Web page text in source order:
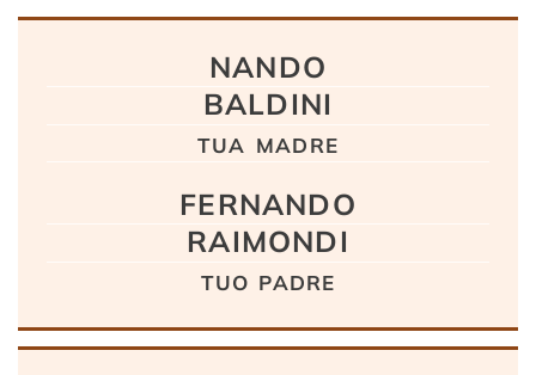
NANDO
BALDINI
tua madre
FERNANDO
RAIMONDI
tuo padre